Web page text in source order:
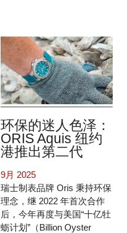
环保的迷人色泽：
ORIS Aquis 纽约
港推出第二代
9月 2025
瑞士制表品牌 Oris 秉持环保
理念，继 2022 年首次合作
后，今年再度与美国“十亿牡
蛎计划”（Billion Oyster